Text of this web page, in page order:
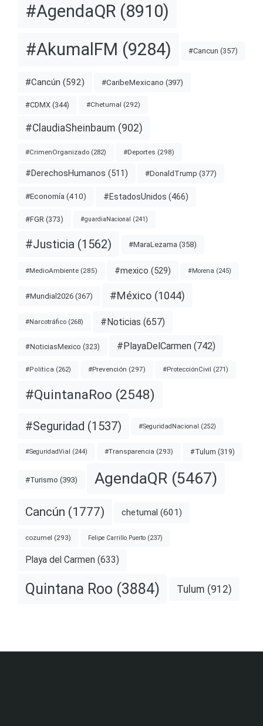
#AgendaQR (8910)
#AkumalFM (9284) #Cancun (357)
#Cancún (592) #CaribeMexicano (397)
#CDMX (344) #Chetumal (292)
#ClaudiaSheinbaum (902)
#CrimenOrganizado (282) #Deportes (298)
#DerechosHumanos (511) #DonaldTrump (377)
#Economía (410) #EstadosUnidos (466)
#FGR (373) #guardiaNacional (241)
#Justicia (1562) #MaraLezama (358)
#MedioAmbiente (285) #mexico (529) #Morena (245)
#Mundial2026 (367) #México (1044)
#Narcotráfico (268) #Noticias (657)
#NoticiasMexico (323) #PlayaDelCarmen (742)
#Política (262) #Prevención (297) #ProtecciónCivil (271)
#QuintanaRoo (2548)
#Seguridad (1537) #SeguridadNacional (252)
#SeguridadVial (244) #Transparencia (293) #Tulum (319)
#Turismo (393) AgendaQR (5467)
Cancún (1777) chetumal (601)
cozumel (293) Felipe Carrillo Puerto (237)
Playa del Carmen (633)
Quintana Roo (3884) Tulum (912)